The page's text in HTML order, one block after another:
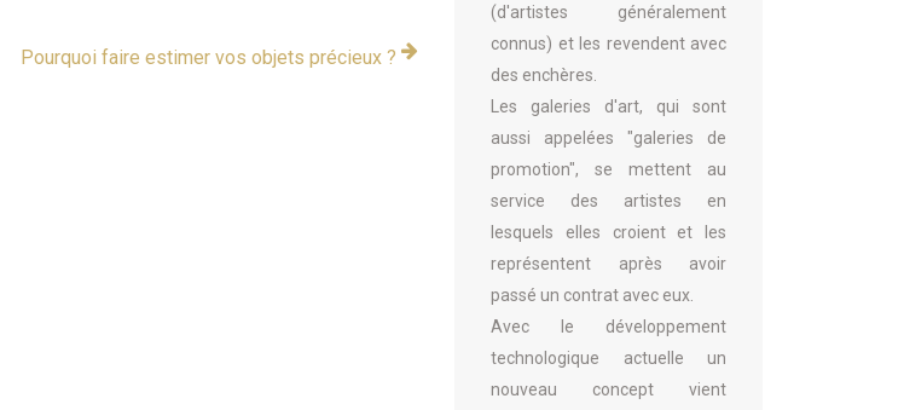
Pourquoi faire estimer vos objets précieux ?
(d'artistes généralement
connus) et les revendent avec
des enchères.
Les galeries d'art, qui sont
aussi appelées "galeries de
promotion", se mettent au
service des artistes en
lesquels elles croient et les
représentent après avoir
passé un contrat avec eux.
Avec le développement
technologique actuelle un
nouveau concept vient